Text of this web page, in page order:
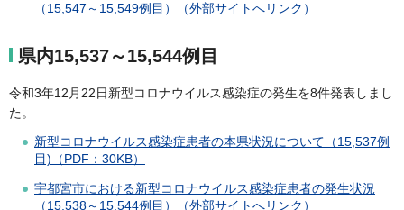
（15,547～15,549例目）（外部サイトへリンク）
県内15,537～15,544例目
令和3年12月22日新型コロナウイルス感染症の発生を8件発表しまし
た。
新型コロナウイルス感染症患者の本県状況について（15,537例
目)（PDF：30KB）
宇都宮市における新型コロナウイルス感染症患者の発生状況
（15,538～15,544例目）（外部サイトへリンク）